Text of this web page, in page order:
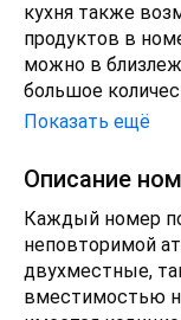
кухня также
продуктов в
можно в
большое
Расстояние до
Добраться до
транспортом,
Показать ещё
Описание
Каждый номер
неповторимой
двухместные,
вместимостью